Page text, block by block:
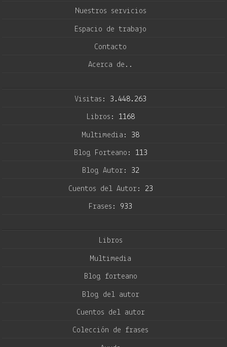
Nuestros servicios
Espacio de trabajo
Contacto
Acerca de..
Visitas: 3.448.263
Libros: 1168
Multimedia: 38
Blog Forteano: 113
Blog Autor: 32
Cuentos del Autor: 23
Frases: 933
Libros
Multimedia
Blog forteano
Blog del autor
Cuentos del autor
Colección de frases